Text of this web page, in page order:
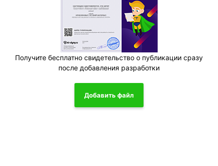
Получите бесплатно свидетельство о публикации сразу
после добавления разработки
Добавить файл